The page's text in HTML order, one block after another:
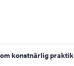
konstnärlig praktik